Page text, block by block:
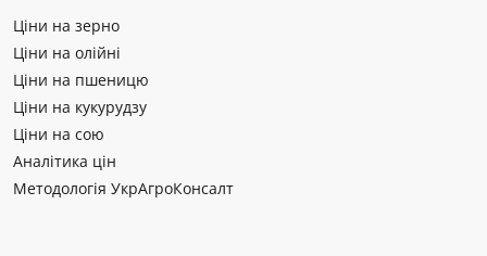
Ціни на зерно
Ціни на олійні
Ціни на пшеницю
Ціни на кукурудзу
Ціни на сою
Аналітика цін
Методологія УкрАгроКонсалт